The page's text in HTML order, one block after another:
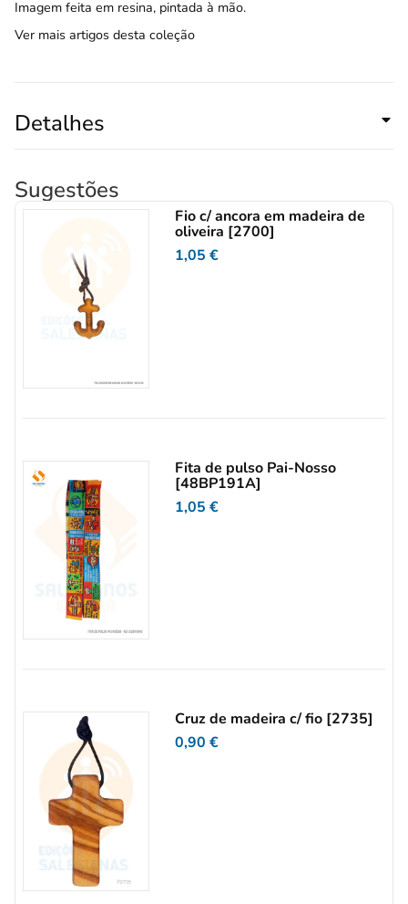
Imagem feita em resina, pintada à mão.
Ver mais artigos desta coleção
Detalhes
Sugestões
Fio c/ ancora em madeira de
oliveira [2700]
1,05€
Fita de pulso Pai-Nosso
[48BP191A]
1,05€
Cruz de madeira c/ fio [2735]
0,90€